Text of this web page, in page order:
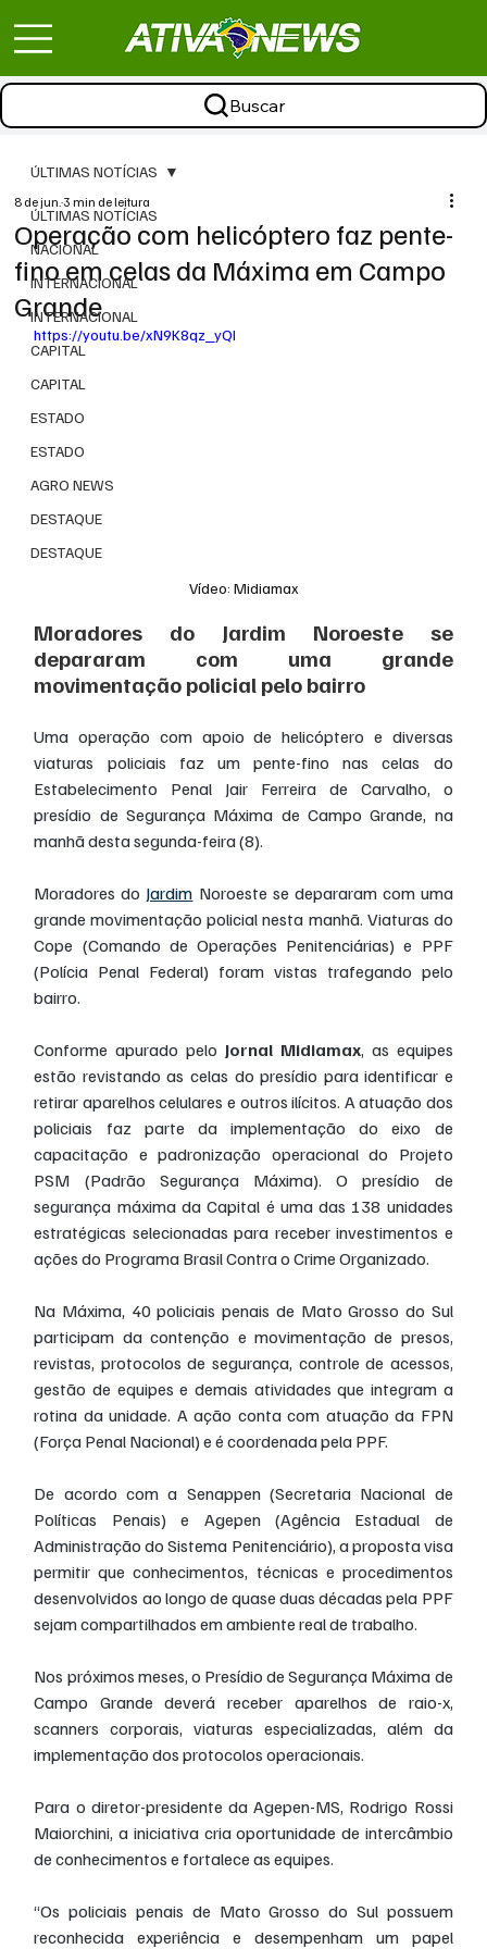
Buscar
ÚLTIMAS NOTÍCIAS
NACIONAL
INTERNACIONAL
INTERNACIONAL
CAPITAL
CAPITAL
ESTADO
ESTADO
AGRO NEWS
DESTAQUE
DESTAQUE
ÚLTIMAS NOTÍCIAS
Operação com helicóptero faz pente-
fino em celas da Máxima em Campo
Grande
8 de jun.3 min de leitura
https://youtu.be/xN9K8qz_yQI
Vídeo: Midiamax
Moradores do Jardim Noroeste se
depararam com uma grande
movimentação policial pelo bairro
Uma operação com apoio de helicóptero e diversas
viaturas policiais faz um pente-fino nas celas do
Estabelecimento Penal Jair Ferreira de Carvalho, o
presídio de Segurança Máxima de Campo Grande, na
manhã desta segunda-feira (8).
Moradores do Jardim Noroeste se depararam com uma
grande movimentação policial nesta manhã. Viaturas do
Cope (Comando de Operações Penitenciárias) e PPF
(Polícia Penal Federal) foram vistas trafegando pelo
bairro.
Conforme apurado pelo Jornal Midiamax, as equipes
estão revistando as celas do presídio para identificar e
retirar aparelhos celulares e outros ilícitos. A atuação dos
policiais faz parte da implementação do eixo de
capacitação e padronização operacional do Projeto
PSM (Padrão Segurança Máxima). O presídio de
segurança máxima da Capital é uma das 138 unidades
estratégicas selecionadas para receber investimentos e
ações do Programa Brasil Contra o Crime Organizado.
Na Máxima, 40 policiais penais de Mato Grosso do Sul
participam da contenção e movimentação de presos,
revistas, protocolos de segurança, controle de acessos,
gestão de equipes e demais atividades que integram a
rotina da unidade. A ação conta com atuação da FPN
(Força Penal Nacional) e é coordenada pela PPF.
De acordo com a Senappen (Secretaria Nacional de
Políticas Penais) e Agepen (Agência Estadual de
Administração do Sistema Penitenciário), a proposta visa
permitir que conhecimentos, técnicas e procedimentos
desenvolvidos ao longo de quase duas décadas pela PPF
sejam compartilhados em ambiente real de trabalho.
Nos próximos meses, o Presídio de Segurança Máxima de
Campo Grande deverá receber aparelhos de raio-x,
scanners corporais, viaturas especializadas, além da
implementação dos protocolos operacionais.
Para o diretor-presidente da Agepen-MS, Rodrigo Rossi
Maiorchini, a iniciativa cria oportunidade de intercâmbio
de conhecimentos e fortalece as equipes.
“Os policiais penais de Mato Grosso do Sul possuem
reconhecida experiência e desempenham um papel